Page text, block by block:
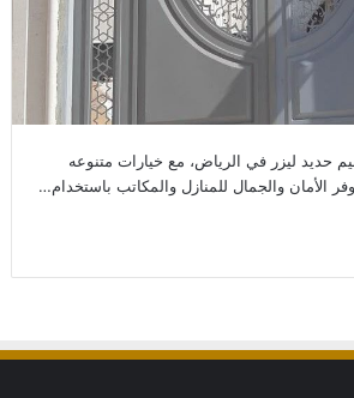
حديد ليزر في الرياض، مع خيارات متنوعه
الأمان والجمال للمنازل والمكاتب باستخدام…